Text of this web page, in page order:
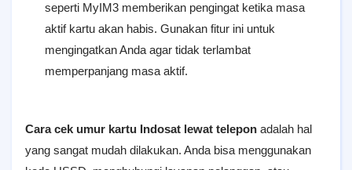
seperti MyIM3 memberikan pengingat ketika masa
aktif kartu akan habis. Gunakan fitur ini untuk
mengingatkan Anda agar tidak terlambat
memperpanjang masa aktif.
Cara cek umur kartu Indosat lewat telepon adalah hal
yang sangat mudah dilakukan. Anda bisa menggunakan